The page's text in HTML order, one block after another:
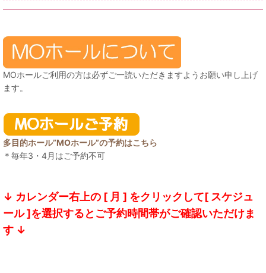
MOホールご利用の方は必ずご一読いただきますようお願い申し上げ
ます。
多目的ホール”MOホール”の予約はこちら
＊毎年3・4月はご予約不可
↓ カレンダー右上の [ 月 ] をクリックして[ スケジュ
ール ]を選択するとご予約時間帯がご確認いただけま
す ↓